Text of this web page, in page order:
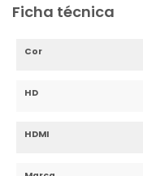
Ficha técnica
Cor
HD
HDMI